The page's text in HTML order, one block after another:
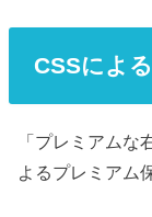
CSSによ
「プレミアム
よるプレミアム